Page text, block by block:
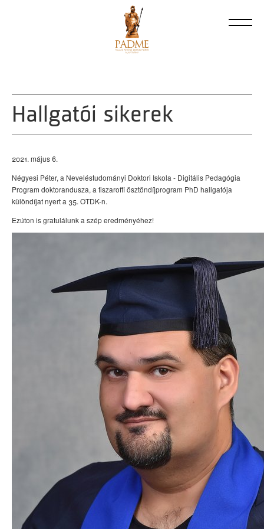
Hallgatói sikerek
2021. május 6.
Négyesi Péter, a Neveléstudományi Doktori Iskola - Digitális Pedagógia
Program doktorandusza, a tiszaroffi ösztöndíjprogram PhD hallgatója
különdíjat nyert a 35. OTDK-n.
Ezúton is gratulálunk a szép eredményéhez!